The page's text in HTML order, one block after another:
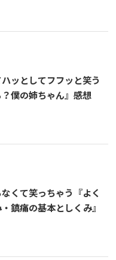
ッとしてフフッと笑う
？僕の姉ちゃん』感想
くて笑っちゃう『よく
鎮痛の基本としくみ』